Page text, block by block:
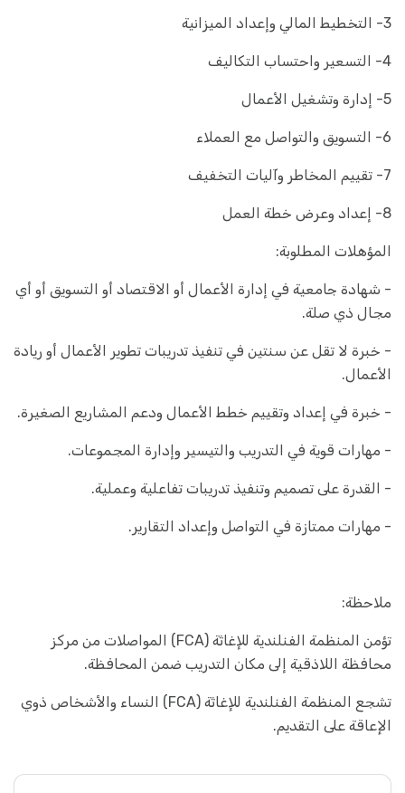
3- التخطيط المالي وإعداد الميزانية
4- التسعير واحتساب التكاليف
5- إدارة وتشغيل الأعمال
6- التسويق والتواصل مع العملاء
7- تقييم المخاطر وآليات التخفيف
8- إعداد وعرض خطة العمل
المؤهلات المطلوبة:
- شهادة جامعية في إدارة الأعمال أو الاقتصاد أو التسويق أو أي
مجال ذي صلة.
- خبرة لا تقل عن سنتين في تنفيذ تدريبات تطوير الأعمال أو ريادة
الأعمال.
- خبرة في إعداد وتقييم خطط الأعمال ودعم المشاريع الصغيرة.
- مهارات قوية في التدريب والتيسير وإدارة المجموعات.
- القدرة على تصميم وتنفيذ تدريبات تفاعلية وعملية.
- مهارات ممتازة في التواصل وإعداد التقارير.
ملاحظة:
تؤمن المنظمة الفنلندية للإغاثة (FCA) المواصلات من مركز
محافظة اللاذقية إلى مكان التدريب ضمن المحافظة.
تشجع المنظمة الفنلندية للإغاثة (FCA) النساء والأشخاص ذوي
الإعاقة على التقديم.